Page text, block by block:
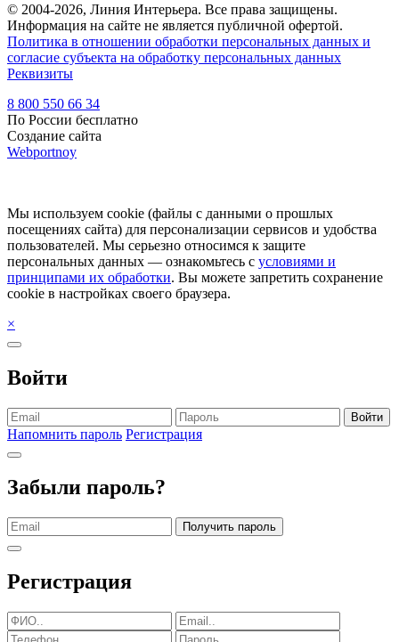
© 2004-2026, Линия Интерьера. Все права защищены.
Информация на сайте не является публичной офертой.
Политика в отношении обработки персональных данных и
согласие субъекта на обработку персональных данных
Реквизиты
8 800 550 66 34
По России бесплатно
Создание сайта
Webportnoy
Мы используем cookie (файлы с данными о прошлых
посещениях сайта) для персонализации сервисов и удобства
пользователей. Мы серьезно относимся к защите
персональных данных — ознакомьтесь с условиями и
принципами их обработки. Вы можете запретить сохранение
cookie в настройках своего браузера.
×
Войти
Войти
Напомнить пароль Регистрация
Забыли пароль?
Получить пароль
Регистрация